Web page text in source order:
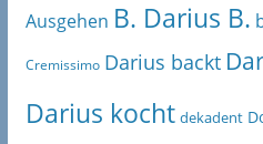
Ausgehen B. Darius B.
Cremissimo Darius backt
Darius kocht dekadent